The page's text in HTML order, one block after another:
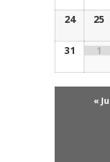
24 25
31 1
«